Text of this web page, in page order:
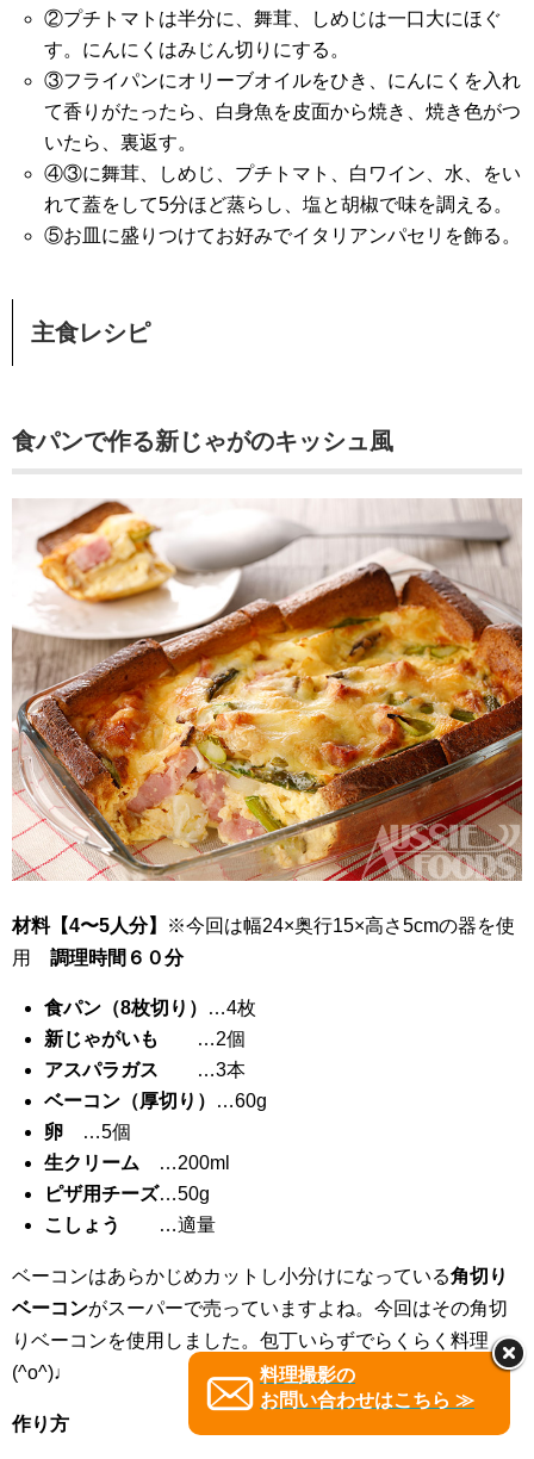
②プチトマトは半分に、舞茸、しめじは一口大にほぐ
す。にんにくはみじん切りにする。
③フライパンにオリーブオイルをひき、にんにくを入れ
て香りがたったら、白身魚を皮面から焼き、焼き色がつ
いたら、裏返す。
④③に舞茸、しめじ、プチトマト、白ワイン、水、をい
れて蓋をして5分ほど蒸らし、塩と胡椒で味を調える。
⑤お皿に盛りつけてお好みでイタリアンパセリを飾る。
主食レシピ
食パンで作る新じゃがのキッシュ風
材料【4〜5人分】
※今回は幅24×奥行15×高さ5cmの器を使
用 調理時間６０分
食パン（8枚切り）
…4枚
新じゃがいも
…2個
アスパラガス …3本
ベーコン（厚切り）
…60g
卵
…5個
生クリーム …200ml
ピザ用チーズ…50g
こしょう
…適量
ベーコンはあらかじめカットし小分けになっている角切り
ベーコンがスーパーで売っていますよね。今回はその角切
りベーコンを使用しました。包丁いらずでらくらく料理
(^o^)♩
作り方
料理撮影の
お問い合わせはこちら ≫